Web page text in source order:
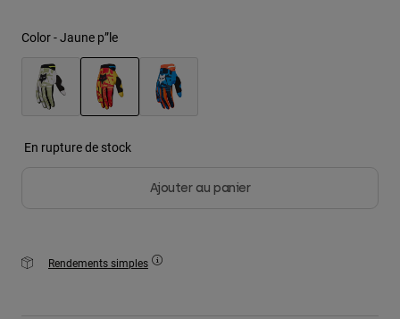
Tout acheter
Color -Jaune p”le
En rupture de stock
Ajouter au panier
Rendements simples